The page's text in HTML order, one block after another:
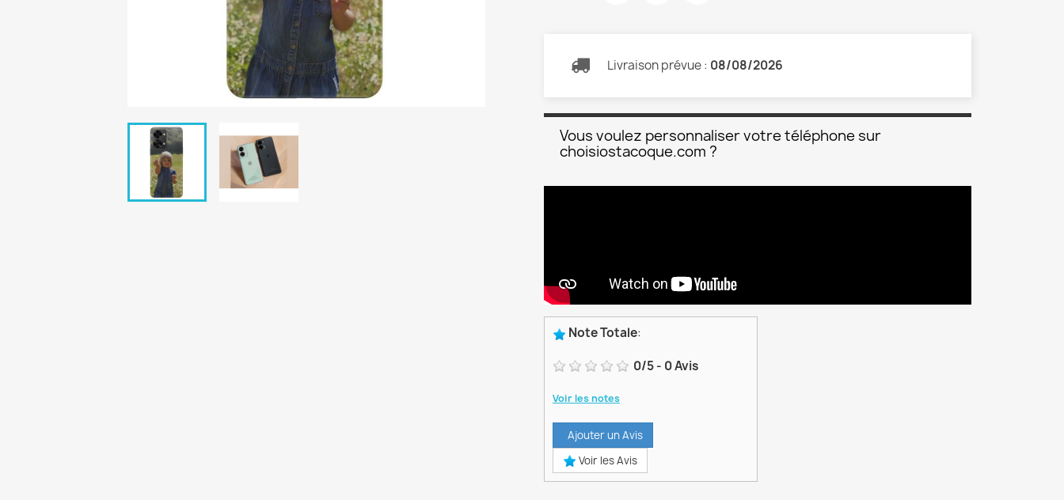
Livraison prévue : 08/08/2026
Vous voulez personnaliser votre téléphone sur
choisiostacoque.com ?
Note Totale:
0/5- 0Avis
Voir les notes
Ajouter un Avis
Voir les Avis